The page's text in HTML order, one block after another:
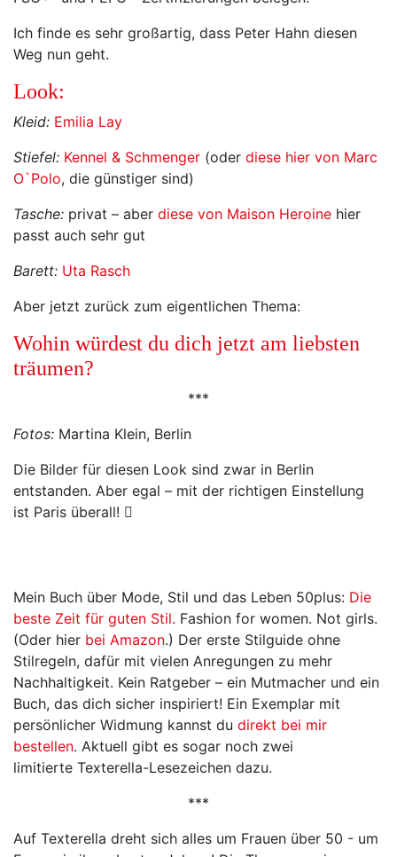
Ich finde es sehr großartig, dass Peter Hahn diesen
Weg nun geht.
Look:
Kleid: Emilia Lay
Stiefel: Kennel & Schmenger (oder diese hier von Marc
O`Polo, die günstiger sind)
Tasche: privat – aber diese von Maison Heroine hier
passt auch sehr gut
Barett: Uta Rasch
Aber jetzt zurück zum eigentlichen Thema:
Wohin würdest du dich jetzt am liebsten
träumen?
***
Fotos: Martina Klein, Berlin
Die Bilder für diesen Look sind zwar in Berlin
entstanden. Aber egal – mit der richtigen Einstellung
ist Paris überall! 
Mein Buch über Mode, Stil und das Leben 50plus: Die
beste Zeit für guten Stil. Fashion for women. Not girls.
(Oder hier bei Amazon.) Der erste Stilguide ohne
Stilregeln, dafür mit vielen Anregungen zu mehr
Nachhaltigkeit. Kein Ratgeber – ein Mutmacher und ein
Buch, das dich sicher inspiriert! Ein Exemplar mit
persönlicher Widmung kannst du direkt bei mir
bestellen. Aktuell gibt es sogar noch zwei
limitierte Texterella-Lesezeichen dazu.
***
Auf Texterella dreht sich alles um Frauen über 50 - um